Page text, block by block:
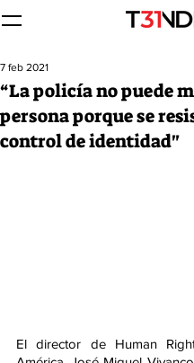
“La policía no puede
persona porque se
control de identidad"
7 feb 2021
El director de Human